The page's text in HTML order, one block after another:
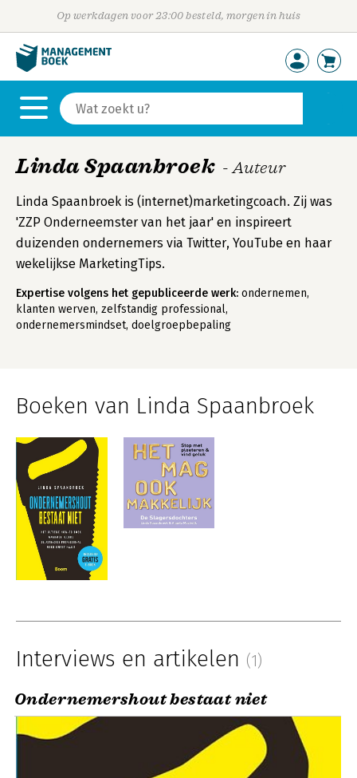
Op werkdagen voor 23:00 besteld, morgen in huis
Linda Spaanbroek - Auteur
Linda Spaanbroek is (internet)marketingcoach. Zij was
'ZZP Onderneemster van het jaar' en inspireert
duizenden ondernemers via Twitter, YouTube en haar
wekelijkse MarketingTips.
Expertise volgens het gepubliceerde werk: ondernemen,
klanten werven, zelfstandig professional,
ondernemersmindset, doelgroepbepaling
Boeken van Linda Spaanbroek
Interviews en artikelen (1)
Ondernemershout bestaat niet